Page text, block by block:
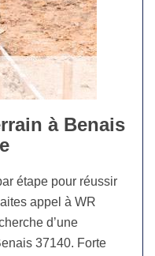
à Benais
étape pour réussir
appel à WR
d’une
37140. Forte